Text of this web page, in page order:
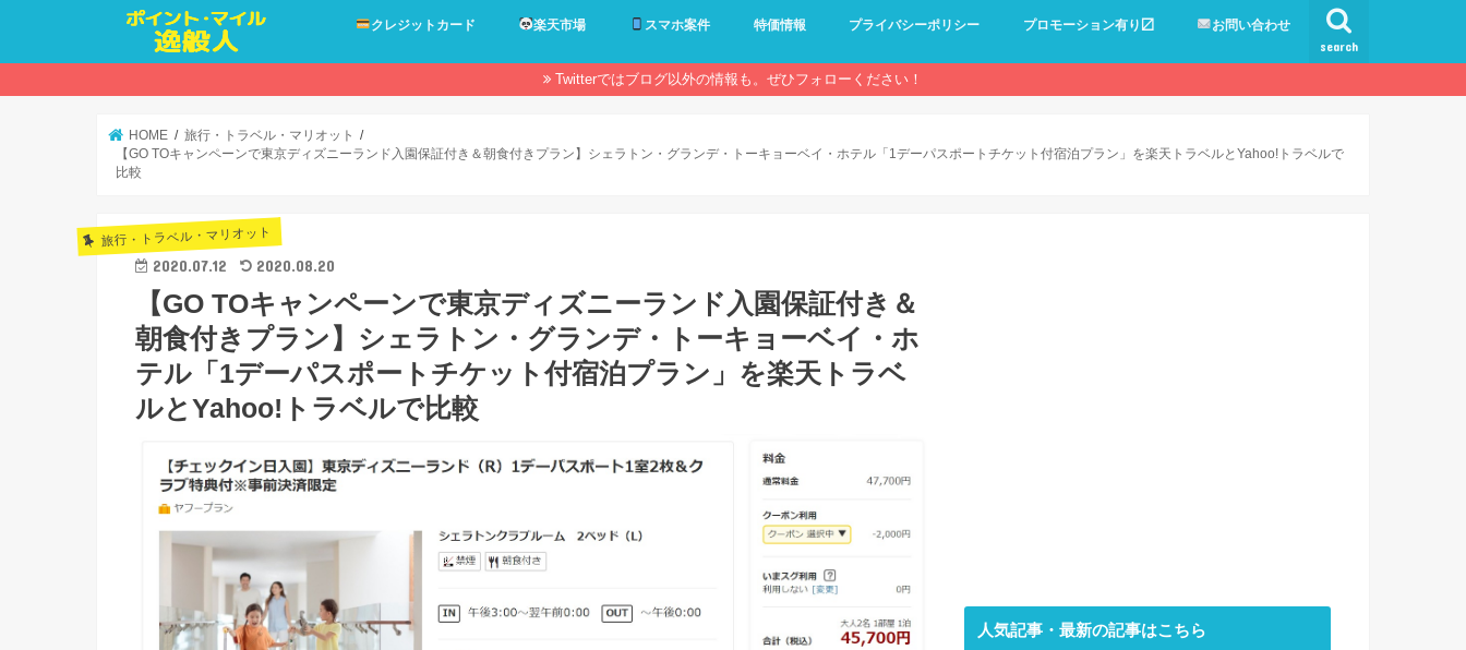
search
クレジットカード 楽天市場 スマホ案件 特価情報 プライバシーポリシー プロモーション有り〼 お問い合わせ
Twitterではブログ以外の情報も。ぜひフォローください！
HOME
旅行・トラベル・マリオット
【GO TOキャンペーンで東京ディズニーランド入園保証付き＆朝食付きプラン】シェラトン・グランデ・トーキョーベイ・ホテル「1デーパスポートチケット付宿泊プラン」を楽天トラベルとYahoo!トラベルで
比較
旅行・トラベル・マリオット
2020.07.12 2020.08.20
【GO TOキャンペーンで東京ディズニーランド入園保証付き＆
朝食付きプラン】シェラトン・グランデ・トーキョーベイ・ホ
テル「1デーパスポートチケット付宿泊プラン」を楽天トラベ
ルとYahoo!トラベルで比較
人気記事・最新の記事はこちら